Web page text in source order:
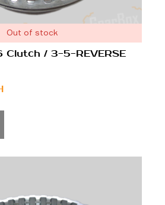
Out of stock
/ 3-5-REVERSE